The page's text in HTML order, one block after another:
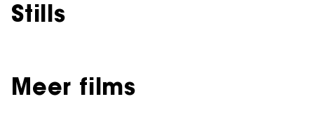
Stills
Meer films